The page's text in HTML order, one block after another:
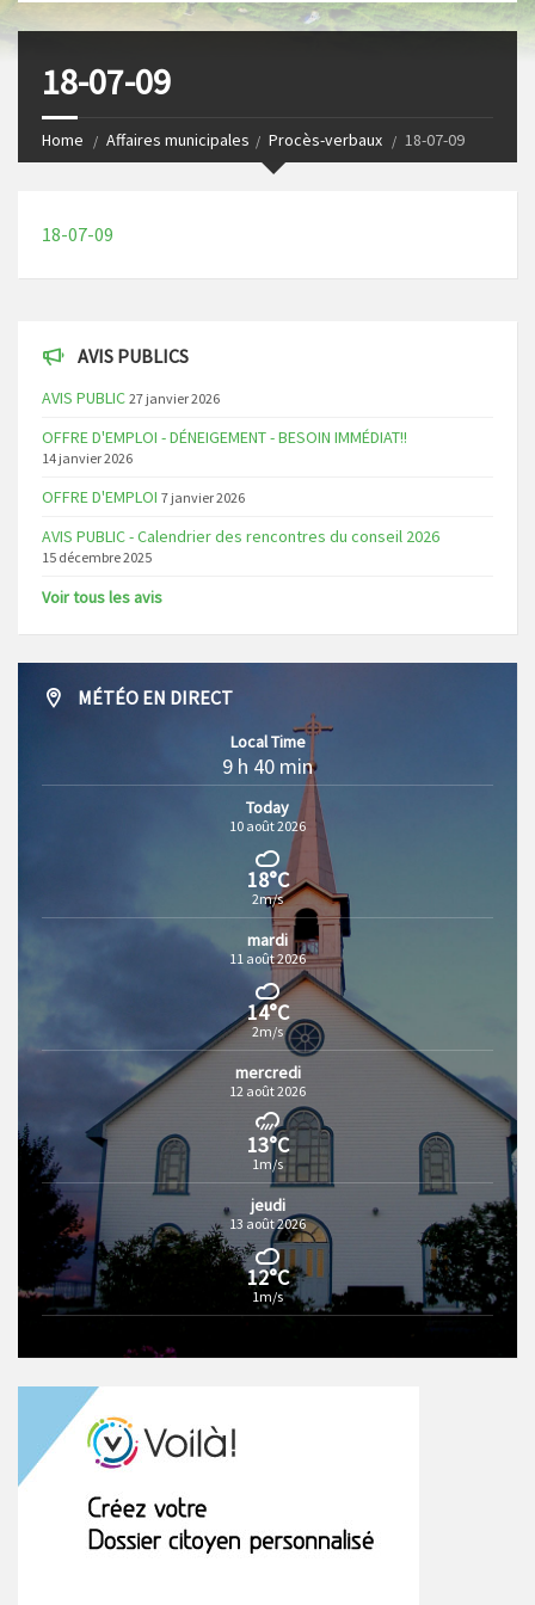
18-07-09
Home Affaires municipales Procès-verbaux 18-07-09
18-07-09
AVIS PUBLICS
AVIS PUBLIC 27 janvier 2026
OFFRE D'EMPLOI - DÉNEIGEMENT - BESOIN IMMÉDIAT!!
14 janvier 2026
OFFRE D'EMPLOI 7 janvier 2026
AVIS PUBLIC - Calendrier des rencontres du conseil 2026
15 décembre 2025
Voir tous les avis
MÉTÉO EN DIRECT
Local Time
9 h 40 min
Today
10 août 2026
18°C
2m/s
mardi
11 août 2026
14°C
2m/s
mercredi
12 août 2026
13°C
1m/s
jeudi
13 août 2026
12°C
1m/s